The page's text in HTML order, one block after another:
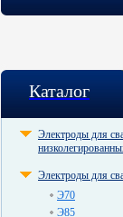
Каталог
Электроды для
Электроды для
Э70
Э85